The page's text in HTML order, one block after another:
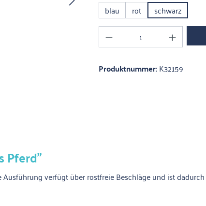
blau rot schwarz
Produkt Anzahl: Gib
Produktnummer:K32159
Pferd"
verfügt über rostfreie Beschläge und ist